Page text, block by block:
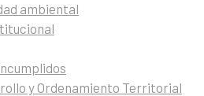
ambiental
y Ordenamiento Territorial